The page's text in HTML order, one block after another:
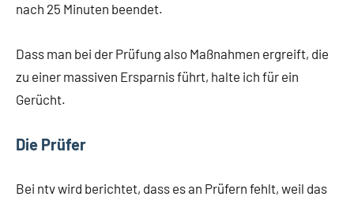
nach 25 Minuten beendet.
Dass man bei der Prüfung also Maßnahmen ergreift, die
zu einer massiven Ersparnis führt, halte ich für ein
Gerücht.
Die Prüfer
Bei ntv wird berichtet, dass es an Prüfern fehlt, weil das